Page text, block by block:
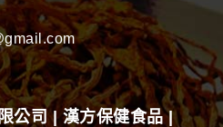
公司 | 漢方保健食品 |